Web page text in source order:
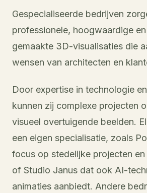
Gespecialiseerde bedrijven
professionele, hoogwaardige
gemaakte 3D-visualisaties die
wensen van architecten en
Door expertise in technologie
kunnen zij complexe projecten
visueel overtuigende beelden.
een eigen specialisatie, zoals
focus op stedelijke projecten
of Studio Janus dat ook AI-
animaties aanbiedt. Andere